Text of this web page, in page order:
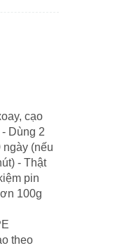
cạo
Dùng 2
ngày (nếu
- Thật
pin
100g
theo